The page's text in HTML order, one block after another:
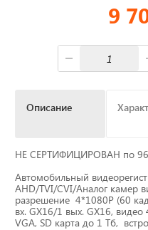
Видеонаблюдение
GPS и ГЛОНАСС
Блоки СКЗИ (НКМ)
Тахографы
9
Описание
НЕ СЕРТИФИЦИРОВАН по
Автомобильный
AHD/TVI/CVI/Аналог камер
разрешение 4*1080P (60
вх. GX16/1 вых. GX16,
VGA, SD карта до 1 Тб,